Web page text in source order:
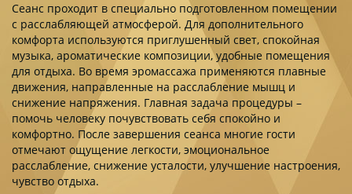
Сеанс проходит в специально подготовленном помещении
с расслабляющей атмосферой. Для дополнительного
комфорта используются приглушенный свет, спокойная
музыка, ароматические композиции, удобные помещения
для отдыха. Во время эромассажа применяются плавные
движения, направленные на расслабление мышц и
снижение напряжения. Главная задача процедуры –
помочь человеку почувствовать себя спокойно и
комфортно. После завершения сеанса многие гости
отмечают ощущение легкости, эмоциональное
расслабление, снижение усталости, улучшение настроения,
чувство отдыха.